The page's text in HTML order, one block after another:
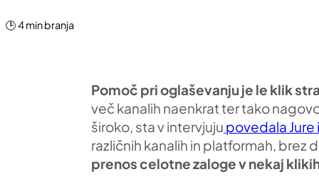
🕒 4 min branja
Pomoč pri oglaševanju je le klik
več kanalih naenkrat ter tako
široko, sta v intervjuju povedala Jure
različnih kanalih in platformah, brez
prenos celotne zaloge v nekaj